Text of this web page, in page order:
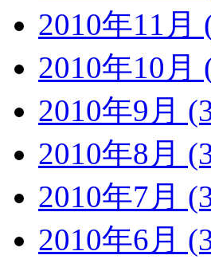
2010年11月
2010年10月
2010年9月
2010年8月
2010年7月
2010年6月